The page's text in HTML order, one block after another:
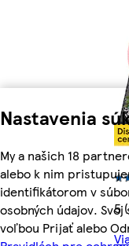
Nastavenia
My a našich 18
alebo k nim
identifikátorom v
osobných údajov.
voľbou Prijať alebo
5